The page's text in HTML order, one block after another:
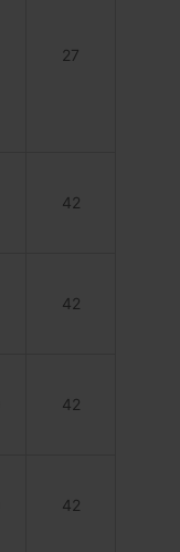
27
42
42
42
42